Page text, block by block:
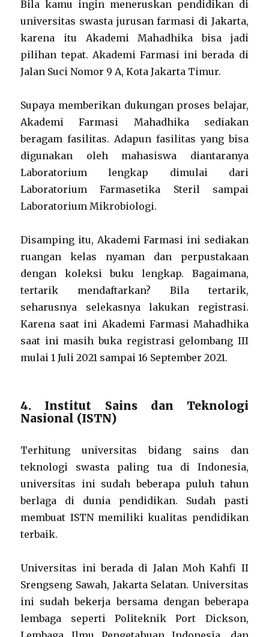
Bila kamu ingin meneruskan pendidikan di
universitas swasta jurusan farmasi di Jakarta,
karena itu Akademi Mahadhika bisa jadi
pilihan tepat. Akademi Farmasi ini berada di
Jalan Suci Nomor 9 A, Kota Jakarta Timur.
Supaya memberikan dukungan proses belajar,
Akademi Farmasi Mahadhika sediakan
beragam fasilitas. Adapun fasilitas yang bisa
digunakan oleh mahasiswa diantaranya
Laboratorium lengkap dimulai dari
Laboratorium Farmasetika Steril sampai
Laboratorium Mikrobiologi.
Disamping itu, Akademi Farmasi ini sediakan
ruangan kelas nyaman dan perpustakaan
dengan koleksi buku lengkap. Bagaimana,
tertarik mendaftarkan? Bila tertarik,
seharusnya selekasnya lakukan registrasi.
Karena saat ini Akademi Farmasi Mahadhika
saat ini masih buka registrasi gelombang III
mulai 1 Juli 2021 sampai 16 September 2021.
4. Institut Sains dan Teknologi
Nasional (ISTN)
Terhitung universitas bidang sains dan
teknologi swasta paling tua di Indonesia,
universitas ini sudah beberapa puluh tahun
berlaga di dunia pendidikan. Sudah pasti
membuat ISTN memiliki kualitas pendidikan
terbaik.
Universitas ini berada di Jalan Moh Kahfi II
Srengseng Sawah, Jakarta Selatan. Universitas
ini sudah bekerja bersama dengan beberapa
lembaga seperti Politeknik Port Dickson,